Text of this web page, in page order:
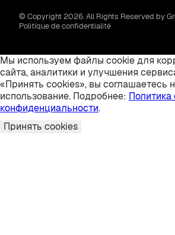
© Copyright 2026. All Rights Reserved by
Politique de confidentialité
Мы используем файлы cookie для
сайта, аналитики и улучшения
«Принять cookies», вы соглашаетесь
использование. Подробнее: Политика
конфиденциальности.
Принять cookies